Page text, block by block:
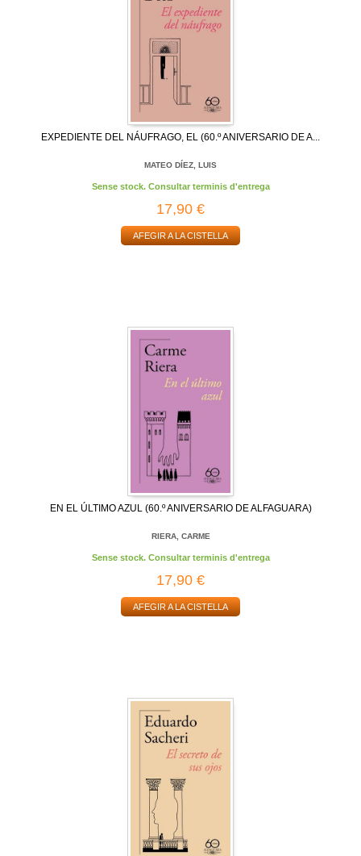
EXPEDIENTE DEL NÁUFRAGO, EL (60.º ANIVERSARIO DE A...
MATEO DÍEZ, LUIS
Sense stock. Consultar terminis d'entrega
17,90 €
AFEGIR A LA CISTELLA
EN EL ÚLTIMO AZUL (60.º ANIVERSARIO DE ALFAGUARA)
RIERA, CARME
Sense stock. Consultar terminis d'entrega
17,90 €
AFEGIR A LA CISTELLA